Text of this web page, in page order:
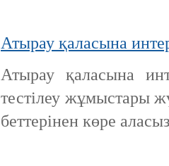
Атырау қаласына
Атырау қаласына
тестілеу жұмыстары
беттерінен көре